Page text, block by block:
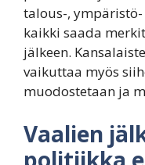
talous-,
kaikki saada
jälkeen.
vaikuttaa myös
muodostetaan ja
Vaalien